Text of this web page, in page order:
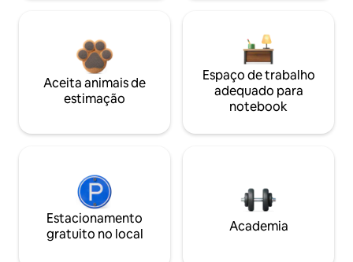
Aceita animais de
estimação
Espaço de trabalho
adequado para
notebook
Estacionamento
gratuito no local
Academia